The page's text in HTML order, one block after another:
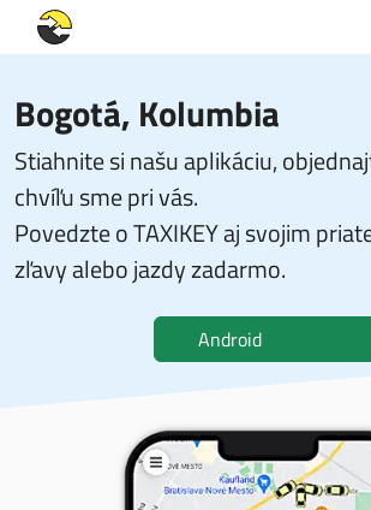
Bogotá, Kolumbia
Stiahnite si našu aplikáciu,
chvíľu sme pri vás.
Povedzte o TAXIKEY aj svojim
zľavy alebo jazdy zadarmo.
Android